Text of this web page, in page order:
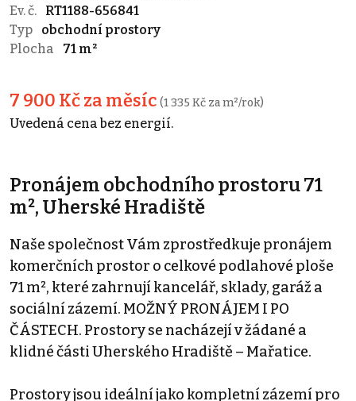
Ev. č.
RT1188-656841
Typ
obchodní prostory
Plocha
71 m²
7 900 Kč za měsíc (1 335 Kč za m²/rok)
Uvedená cena bez energií.
Pronájem obchodního prostoru 71
m², Uherské Hradiště
Naše společnost Vám zprostředkuje pronájem
komerčních prostor o celkové podlahové ploše
71 m², které zahrnují kancelář, sklady, garáž a
sociální zázemí. MOŽNÝ PRONÁJEM I PO
ČÁSTECH. Prostory se nacházejí v žádané a
klidné části Uherského Hradiště – Mařatice.
Prostory jsou ideální jako kompletní zázemí pro